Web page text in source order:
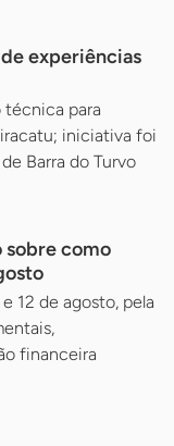
experiências
técnica para
iniciativa foi
Barra do Turvo
sobre como
12 de agosto, pela
financeira